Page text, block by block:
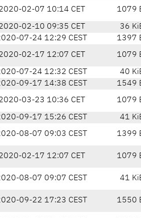
02-07 10:14 CET 1079
02-10 09:35 CET
36
07-24 12:29 CEST
1397
02-17 12:07 CET 1079
07-24 12:32 CEST
40
09-17 14:38 CEST
1549
03-23 10:36 CET 1079
09-17 15:26 CEST
41
08-07 09:03 CEST 1399
02-17 12:07 CET 1079
08-07 09:07 CEST 41
09-22 17:23 CEST 1550